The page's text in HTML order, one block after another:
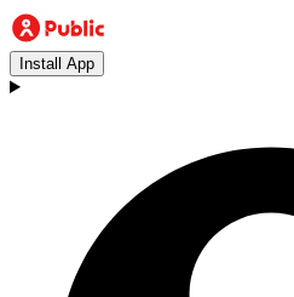
Install App